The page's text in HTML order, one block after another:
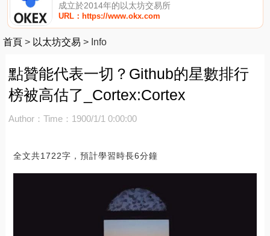
成立於2014年的以太坊交易所
URL：https://www.okx.com
首頁 > 以太坊交易 > Info
點贊能代表一切？Github的星數排行
榜被高估了_Cortex:Cortex
Author： Time：1900/1/1 0:00:00
全文共1722字，預計學習時長6分鐘